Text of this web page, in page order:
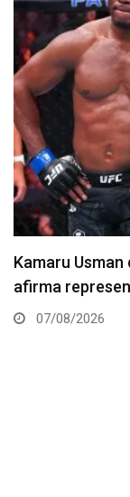
Resultados de
Gamrot hace
07/08/2026